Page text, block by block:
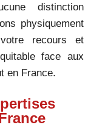
distinction
physiquement
recours et
face aux
en France.